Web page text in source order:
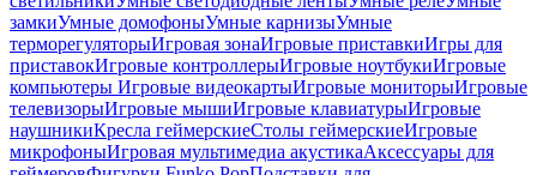
замкиУмные домофоныУмные карнизыУмные
терморегуляторыИгровая зонаИгровые приставкиИгры для
приставокИгровые контроллерыИгровые ноутбукиИгровые
компьютеры Игровые видеокартыИгровые мониторыИгровые
телевизорыИгровые мышиИгровые клавиатурыИгровые
наушникиКресла геймерскиеСтолы геймерскиеИгровые
микрофоныИгровая мультимедиа акустикаАксессуары для